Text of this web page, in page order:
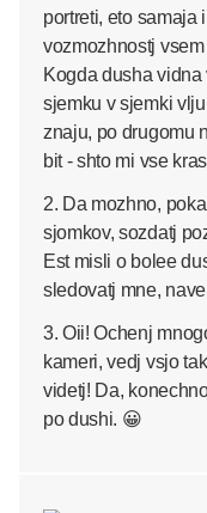
portreti, eto samaja
vozmozhnostj
Kogda dusha
sjemku v sjemki
znaju, po drugomu
bit - shto mi vse
2. Da mozhno,
sjomkov, sozdatj
Est misli o bolee
sledovatj mne,
3. Oii! Ochenj
kameri, vedj vsjo
videtj! Da,
po dushi. 😀